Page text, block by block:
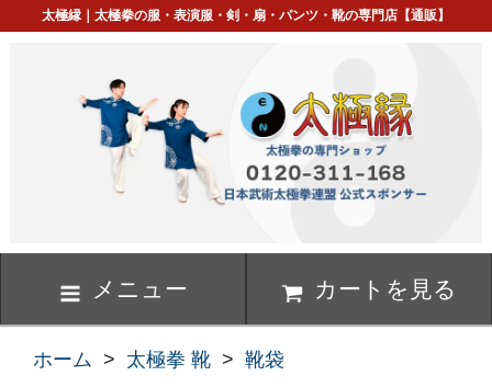
太極縁｜太極拳の服・表演服・剣・扇・パンツ・靴の専門店【通販】
メニュー カートを見る
ホーム > 太極拳 靴 > 靴袋